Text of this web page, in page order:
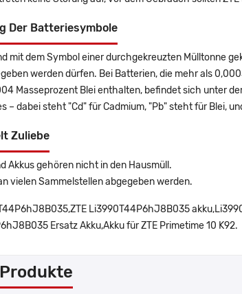
Der Batteriesymbole
mit dem Symbol einer durchgekreuzten Mülltonne
werden dürfen. Bei Batterien, die mehr als
Masseprozent Blei enthalten, befindet sich unter
– dabei steht "Cd" für Cadmium, "Pb" steht für Blei,
Zuliebe
Akkus gehören nicht in den Hausmüll.
vielen Sammelstellen abgegeben werden.
Li3990T44P6hJ8B035
Ersatz Akku,Akku für ZTE Primetime 10 K92.